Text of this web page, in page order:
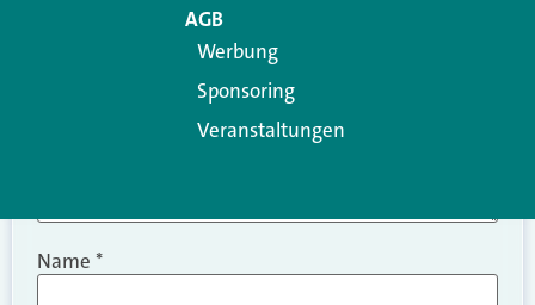
Name *
AGB
Werbung
Sponsoring
Veranstaltungen